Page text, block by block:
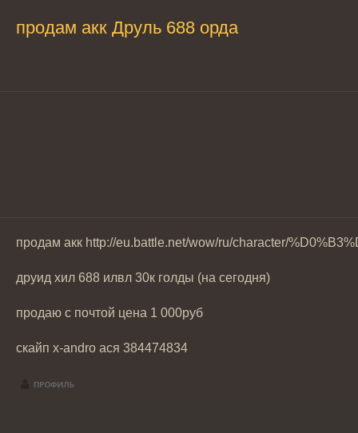
продам акк Друль 688 орда
продам акк http://eu.battle.net/wow/ru/character/
друид хил 688 илвл 30к голды (на сегодня)
продаю с почтой цена 1 000руб
скайп x-andro ася 384474834